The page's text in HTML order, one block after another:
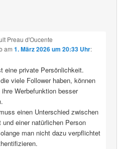
Preau d'Oucente
am 1. März 2026 um 20:33 Uhr:
eine private Persönlichkeit.
viele Follower haben, können
Werbefunktion besser
einen Unterschied zwischen
einer natürlichen Person
man nicht dazu verpflichtet